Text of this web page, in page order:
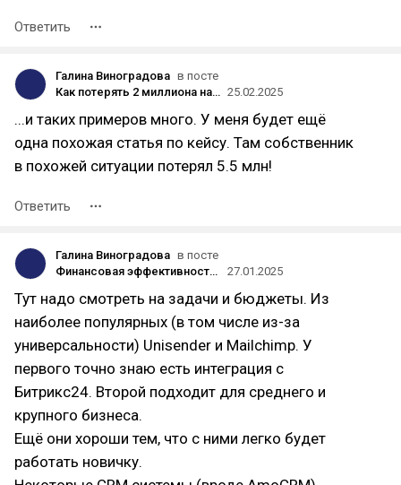
Ответить
Галина Виноградова в посте
Как потерять 2 миллиона на налогах и вернуть их обратно: реальный кейс предпринимателя 25.02.2025
...и таких примеров много. У меня будет ещё
одна похожая статья по кейсу. Там собственник
в похожей ситуации потерял 5.5 млн!
Ответить
Галина Виноградова в посте
Финансовая эффективность маркетинговых кампаний: как не "слить" бюджет впустую
27.01.2025
Тут надо смотреть на задачи и бюджеты. Из
наиболее популярных (в том числе из-за
универсальности) Unisender и Mailchimp. У
первого точно знаю есть интеграция с
Битрикс24. Второй подходит для среднего и
крупного бизнеса.
Ещё они хороши тем, что с ними легко будет
работать новичку.